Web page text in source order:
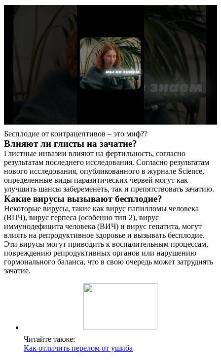
Бесплодие от контрацептивов – это миф??
Влияют ли глисты на зачатие?
Глистные инвазии влияют на фертильность, согласно
результатам последнего исследования. Согласно результатам
нового исследования, опубликованного в журнале Science,
определенные виды паразитических червей могут как
улучшить шансы забеременеть, так и препятствовать зачатию.
Какие вирусы вызывают бесплодие?
Некоторые вирусы, такие как вирус папилломы человека
(ВПЧ), вирус герпеса (особенно тип 2), вирус
иммунодефицита человека (ВИЧ) и вирус гепатита, могут
влиять на репродуктивное здоровье и вызывать бесплодие.
Эти вирусы могут приводить к воспалительным процессам,
повреждению репродуктивных органов или нарушению
гормонального баланса, что в свою очередь может затруднять
зачатие.
Читайте также:
Как отличить перелом от ушиба